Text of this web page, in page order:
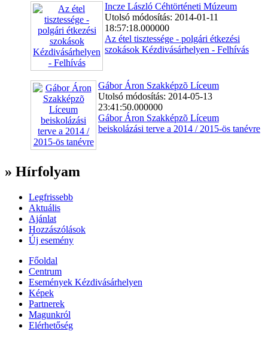
Incze László Céhtörténeti Múzeum
Utolsó módosítás: 2014-01-11
18:57:18.000000
Az étel tisztessége - polgári étkezési
szokások Kézdivásárhelyen - Felhívás
Gábor Áron Szakképzõ Líceum
Utolsó módosítás: 2014-05-13
23:41:50.000000
Gábor Áron Szakképzõ Líceum
beiskolázási terve a 2014 / 2015-ös tanévre
» Hírfolyam
Legfrissebb
Aktuális
Ajánlat
Hozzászólások
Új esemény
Főoldal
Centrum
Események Kézdivásárhelyen
Képek
Partnerek
Magunkról
Elérhetőség